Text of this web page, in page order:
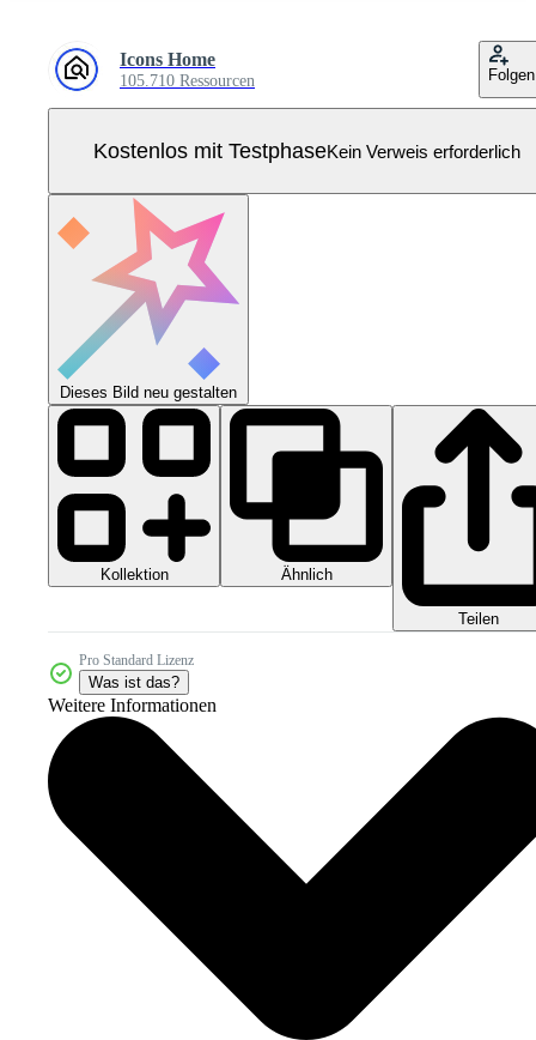
Icons Home
105.710 Ressourcen Folgen
Kostenlos mit TestphaseKein Verweis erforderlich
Dieses Bild neu gestalten
Kollektion Ähnlich
Teilen
Pro Standard Lizenz
Was ist das?
Weitere Informationen